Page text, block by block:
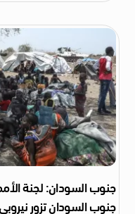
جنوب السودان: لجنة
جنوب السودان تزور